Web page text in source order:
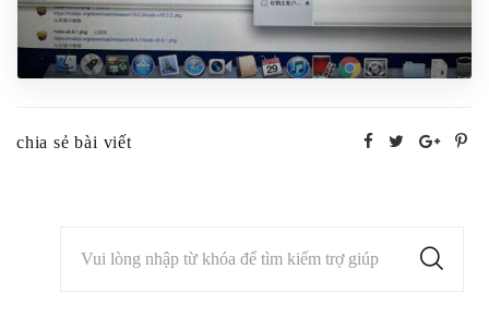
chia sẻ bài viết
Vui lòng nhập từ khóa để tìm kiếm trợ giúp